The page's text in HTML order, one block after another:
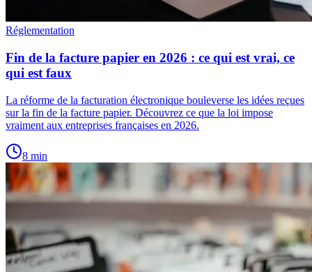
Réglementation
Fin de la facture papier en 2026 : ce qui est vrai, ce
qui est faux
La réforme de la facturation électronique bouleverse les idées reçues
sur la fin de la facture papier. Découvrez ce que la loi impose
vraiment aux entreprises françaises en 2026.
8 min